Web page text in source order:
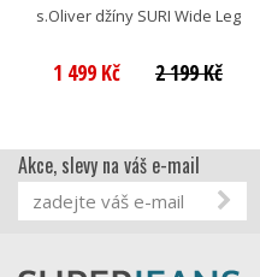
s.Oliver džíny SURI Wide Leg
1 499 Kč 2 199 Kč
Akce, slevy na váš e-mail